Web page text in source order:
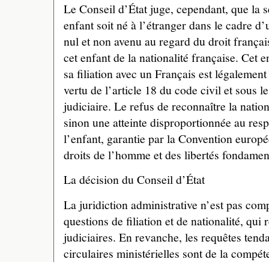
Le Conseil d’État juge, cependant, que la
enfant soit né à l’étranger dans le cadre
nul et non avenu au regard du droit
cet enfant de la nationalité française. Cet
sa filiation avec un Français est
vertu de l’article 18 du code civil et sous
judiciaire. Le refus de reconnaître la
sinon une atteinte disproportionnée au
l’enfant, garantie par la Convention
droits de l’homme et des libertés
La décision du Conseil d’État
La juridiction administrative n’est pas
questions de filiation et de nationalité, qui
judiciaires. En revanche, les requêtes
circulaires ministérielles sont de la